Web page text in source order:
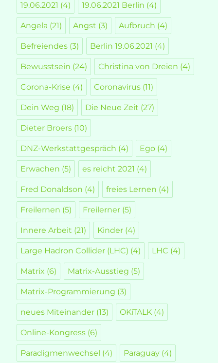
19.06.2021 (4) 19.06.2021 Berlin (4)
Angela (21) Angst (3) Aufbruch (4)
Befreiendes (3) Berlin 19.06.2021 (4)
Bewusstsein (24) Christina von Dreien (4)
Corona-Krise (4) Coronavirus (11)
Dein Weg (18) Die Neue Zeit (27)
Dieter Broers (10)
DNZ-Werkstattgespräch (4) Ego (4)
Erwachen (5) es reicht 2021 (4)
Fred Donaldson (4) freies Lernen (4)
Freilernen (5) Freilerner (5)
Innere Arbeit (21) Kinder (4)
Large Hadron Collider (LHC) (4) LHC (4)
Matrix (6) Matrix-Ausstieg (5)
Matrix-Programmierung (3)
neues Miteinander (13) OKiTALK (4)
Online-Kongress (6)
Paradigmenwechsel (4) Paraguay (4)